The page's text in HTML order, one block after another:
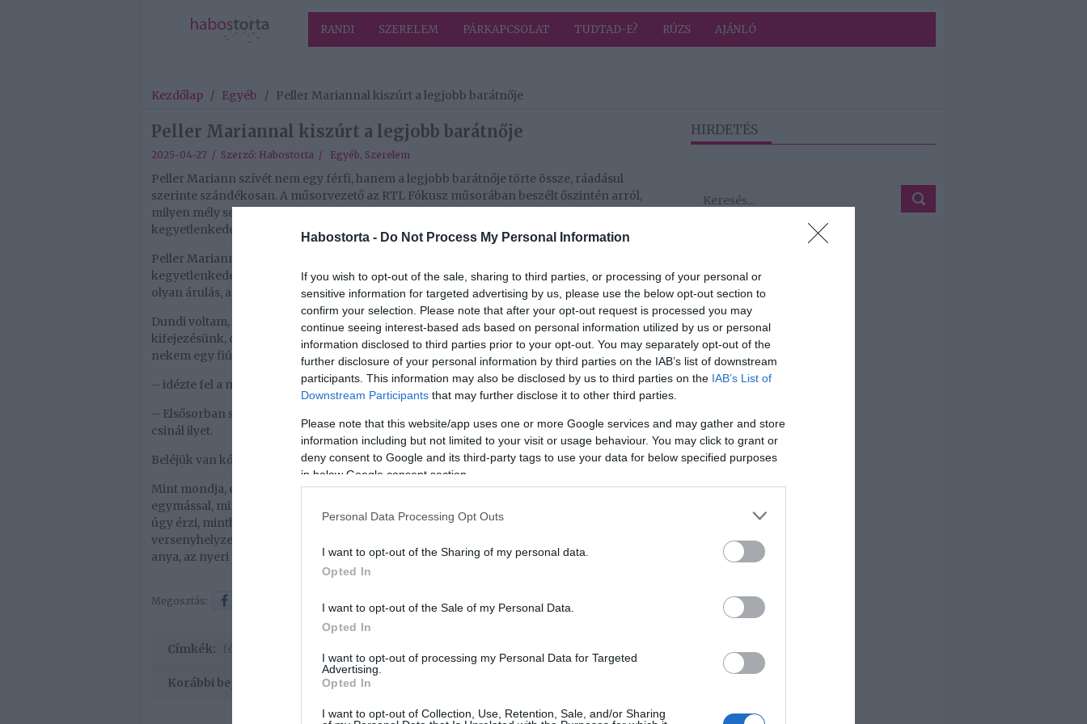
Habostorta - Do Not Process My Personal Information
If you wish to opt-out of the sale, sharing to third parties, or processing of your personal or
sensitive information for targeted advertising by us, please use the below opt-out section to
confirm your selection. Please note that after your opt-out request is processed you may
continue seeing interest-based ads based on personal information utilized by us or personal
information disclosed to third parties prior to your opt-out. You may separately opt-out of the
further disclosure of your personal information by third parties on the IAB’s list of downstream
participants. This information may also be disclosed by us to third parties on the IAB’s List of
Downstream Participants that may further disclose it to other third parties.
Please note that this website/app uses one or more Google services and may gather and store
information including but not limited to your visit or usage behaviour. You may click to grant or
deny consent to Google and its third-party tags to use your data for below specified purposes
in below Google consent section.
Personal Data Processing Opt Outs
I want to opt-out of the Sharing of my personal data.
Opted In
I want to opt-out of the Sale of my Personal Data.
Opted In
I want to opt-out of processing my Personal Data for Targeted
Advertising.
Opted In
I want to opt-out of Collection, Use, Retention, Sale, and/or Sharing
RANDI SZERELEM PÁRKAPCSOLAT TUDTAD-E? RÚZS AJÁNLÓ
Kezdőlap / Egyéb / Peller Mariannal kiszúrt a legjobb barátnője
Peller Mariannal kiszúrt a legjobb barátnője
2025-04-27 / Szerző: Habostorta / Egyéb, Szerelem
Peller Mariann szívét nem egy férfi, hanem a legjobb barátnője törte össze, ráadásul
szerinte szándékosan. A műsorvezető az RTL Fókusz műsorában beszélt őszintén arról,
milyen mély sebet hagyott benne az árulás. Mariann szerint a nők közötti versengés és
kegyetlenkedés már gyerekkoruktól beléjük van kódolva.
Peller Mariann egy fájdalmas történetet osztott meg az RTL Fókuszban, ahol a nők közötti
kegyetlenkedés volt a téma. A csinos műsorvezető elárulta, őt is mélyen megsebezte egy
olyan árulás, amely nemcsak a szerelemről, hanem a barátságról is szólt.
Dundi voltam, fogszabályzós… Az iskolán belüli bullyingot éltem át, amire már van egy
kifejezésünk, de akkor ilyen nem volt. A középiskolában volt olyan élményem, hogy tetszett
nekem egy fiú, ám az egyik legkedvesebb barátnőm jött össze vele
– idézte fel a műsorban Peller Mariann, aki szerint a barátnője szándékosan tette mindezt.
– Elsősorban szerintem azért, hogy kicsit bántson. Milyen érdekes, ugye, hogy egy barátnő
csinál ilyet.
Beléjük van kódolva
Mint mondja, ekkor tudatosult benne, hogy a nők sokszor kegyetlenebbül bánnak
egymással, mint azt bárki gondolná, ám szerinte ennek is megvan az oka. Peller Mariann
úgy érzi, mintha a nőkbe alapból, egészen kicsi koruktól kezdve belenevelték volna a
versenyhelyzetet: aki a csinosabb, aki szebb, aki az okosabb, aki jobb háziasszony, aki jobb
anya, az nyeri el a férfiak figyelmét.
Megosztás:
Címkék: férfiak
Korábbi bejegyzések
HIRDETÉS